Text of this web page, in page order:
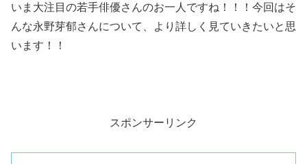
いま大注目の若手俳優さんのお一人ですね！！！今回はそ
んな永野芽郁さんについて、より詳しく見ていきたいと思
います！！
スポンサーリンク